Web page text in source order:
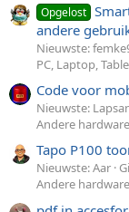
Opgelost
andere
Nieuwste:
PC, Laptop,
Code voor
Nieuwste:
Andere hardware
Tapo P100
Nieuwste: Aar
Andere hardware